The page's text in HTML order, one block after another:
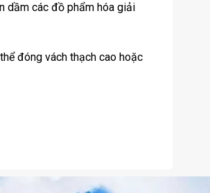
dầm các đồ phẩm hóa giải
đóng vách thạch cao hoặc